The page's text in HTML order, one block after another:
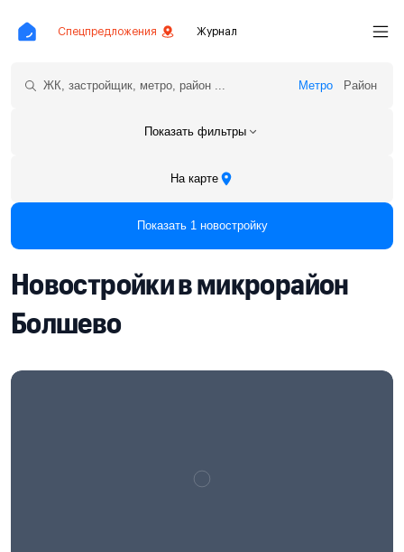
Спецпредложения Журнал
Метро Район
Показать фильтры
На карте
Показать 1 новостройку
Новостройки в микрорайон
Болшево